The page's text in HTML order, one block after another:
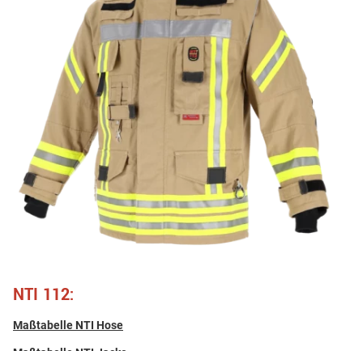
NTI 112:
Maßtabelle NTI Hose